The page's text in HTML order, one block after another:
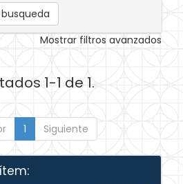
Mostrar filtros avanzados
1-1 de 1.
1 Siguiente